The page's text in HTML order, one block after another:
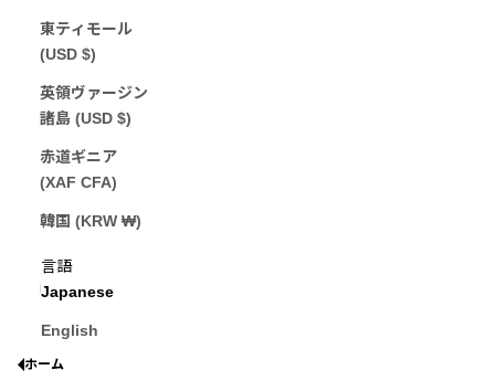
東ティモール
(USD $)
英領ヴァージン
諸島 (USD $)
赤道ギニア
(XAF CFA)
韓国 (KRW ₩)
言語
Japanese
English
ホーム